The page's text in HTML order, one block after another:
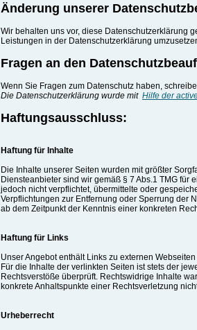
Änderung unserer
Wir behalten uns vor, diese Datenschutzerklärung
Leistungen in der Datenschutzerklärung
Fragen an den
Wenn Sie Fragen zum Datenschutz haben,
Die Datenschutzerklärung wurde mit Hilfe der
Haftungsausschluss:
Haftung für Inhalte
Die Inhalte unserer Seiten wurden mit größter
Diensteanbieter sind wir gemäß § 7 Abs.1 TMG
jedoch nicht verpflichtet, übermittelte oder
Verpflichtungen zur Entfernung oder Sperrung der
ab dem Zeitpunkt der Kenntnis einer konkreten
Haftung für Links
Unser Angebot enthält Links zu externen
Für die Inhalte der verlinkten Seiten ist stets der
Rechtsverstöße überprüft. Rechtswidrige Inhalte
konkrete Anhaltspunkte einer Rechtsverletzung
Urheberrecht